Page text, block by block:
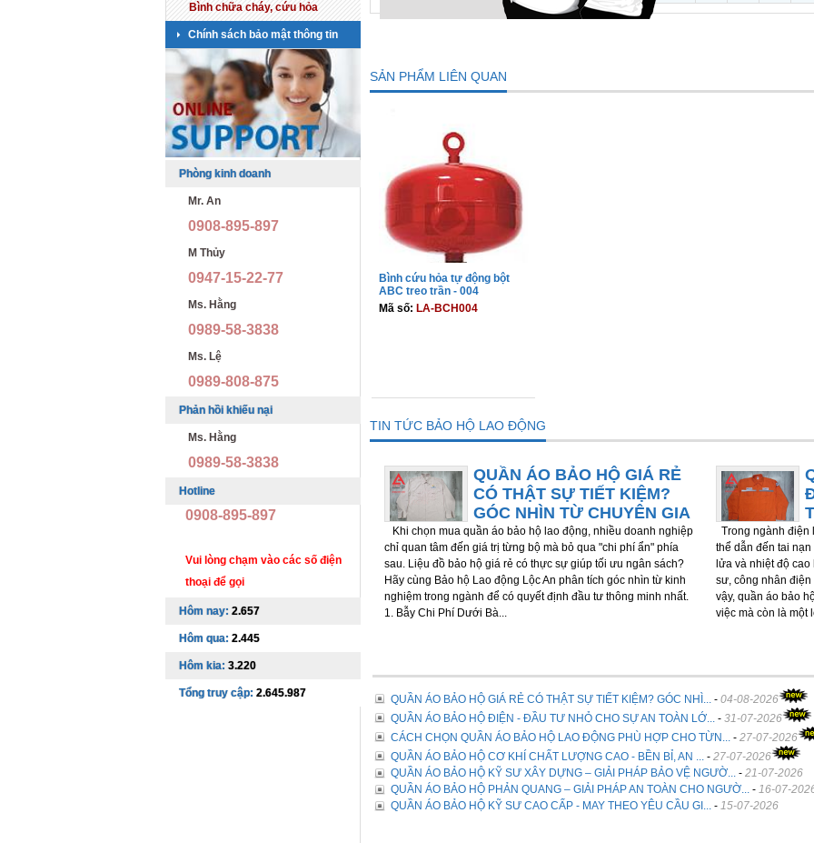
SẢN PHẨM LIÊN QUAN
Bình cứu hỏa tự động bột
ABC treo trần - 004
Mã số: LA-BCH004
TIN TỨC BẢO HỘ LAO ĐỘNG
QUẦN ÁO BẢO HỘ GIÁ RẺ
CÓ THẬT SỰ TIẾT KIỆM?
GÓC NHÌN TỪ CHUYÊN GIA
Khi chọn mua quần áo bảo hộ lao động, nhiều doanh nghiệp
chỉ quan tâm đến giá trị từng bộ mà bỏ qua "chi phí ẩn" phía
sau. Liệu đồ bảo hộ giá rẻ có thực sự giúp tối ưu ngân sách?
Hãy cùng Bảo hộ Lao động Lộc An phân tích góc nhìn từ kinh
nghiệm trong ngành để có quyết định đầu tư thông minh nhất.
1. Bẫy Chi Phí Dưới Bà...
Trong ngành điện
thể dẫn đến tai
lửa và nhiệt độ
sư, công nhân
vậy, quần áo bảo
việc mà còn là một
QUẦN ÁO BẢO HỘ GIÁ RẺ CÓ THẬT SỰ TIẾT KIỆM? GÓC NHÌ... - 04-08-2026
QUẦN ÁO BẢO HỘ ĐIỆN - ĐẦU TƯ NHỎ CHO SỰ AN TOÀN LỚ... - 31-07-2026
CÁCH CHỌN QUẦN ÁO BẢO HỘ LAO ĐỘNG PHÙ HỢP CHO TỪN... - 27-07-2026
QUẦN ÁO BẢO HỘ CƠ KHÍ CHẤT LƯỢNG CAO - BỀN BỈ, AN ... - 27-07-2026
QUẦN ÁO BẢO HỘ KỸ SƯ XÂY DỰNG – GIẢI PHÁP BẢO VỆ NGƯỜ... - 21-07-2026
QUẦN ÁO BẢO HỘ PHẢN QUANG – GIẢI PHÁP AN TOÀN CHO NGƯỜ... - 16-07-
QUẦN ÁO BẢO HỘ KỸ SƯ CAO CẤP - MAY THEO YÊU CẦU GI... - 15-07-2026
Bình chữa cháy, cứu hỏa
Chính sách bảo mật thông tin
Phòng kinh doanh
Mr. An
0908-895-897
M Thủy
0947-15-22-77
Ms. Hằng
0989-58-3838
Ms. Lệ
0989-808-875
Phản hồi khiếu nại
Ms. Hằng
0989-58-3838
Hotline
0908-895-897
Vui lòng chạm vào các số điện
thoại để gọi
Hôm nay: 2.657
Hôm qua: 2.445
Hôm kia: 3.220
Tổng truy cập: 2.645.987